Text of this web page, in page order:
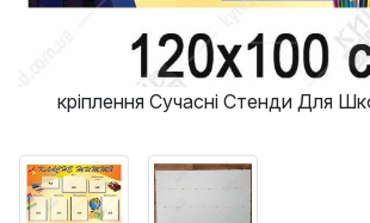
кріплення Сучасні Стенди Для